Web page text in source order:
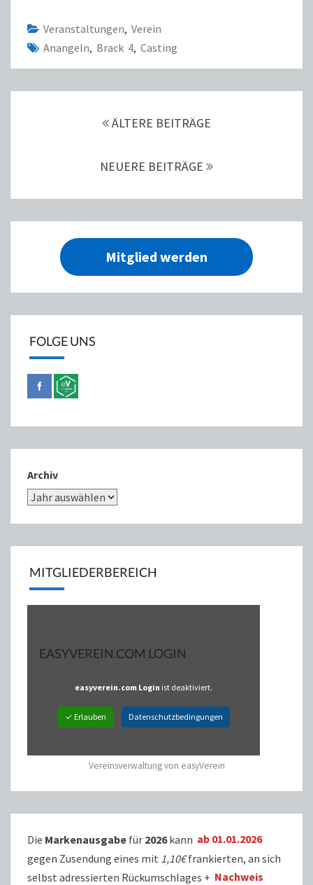
Veranstaltungen, Verein
Anangeln, Brack 4, Casting
NAVIGATION ÄLTERE BEITRÄGE
NEUERE BEITRÄGE
Mitglied werden
FOLGE UNS
Archiv
MITGLIEDERBEREICH
EASYVEREIN.COM LOGIN
easyverein.com Login ist deaktiviert.
✓ Erlauben Datenschutzbedingungen
Vereinsverwaltung von easyVerein
Die Markenausgabe für 2026kann ab 01.01.2026
gegen Zusendung eines mit 1,10€frankierten, an sich
selbst adressierten Rückumschlages + Nachweis